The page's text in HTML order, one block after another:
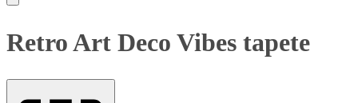
Retro Art Deco Vibes tapete